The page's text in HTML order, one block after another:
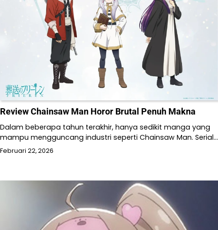
Review Chainsaw Man Horor Brutal Penuh Makna
Dalam beberapa tahun terakhir, hanya sedikit manga yang
mampu mengguncang industri seperti Chainsaw Man. Serial…
Februari 22, 2026